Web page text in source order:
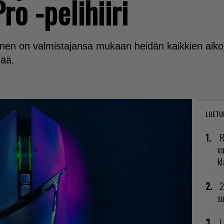
-pelihiiri
on valmistajansa mukaan heidän kaikkien